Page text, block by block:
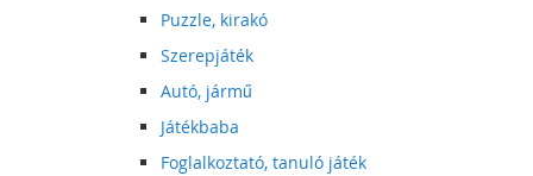
Puzzle, kirakó
Szerepjáték
Autó, jármű
Játékbaba
Foglalkoztató, tanuló játék